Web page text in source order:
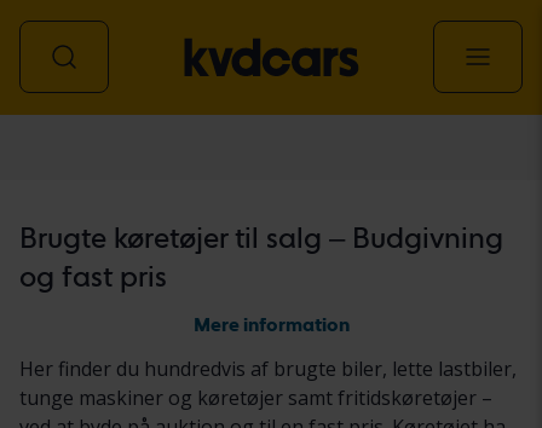
Brugte køretøjer til salg – Budgivning
og fast pris
Mere information
Her finder du hundredvis af brugte biler, lette lastbiler,
tunge maskiner og køretøjer samt fritidskøretøjer –